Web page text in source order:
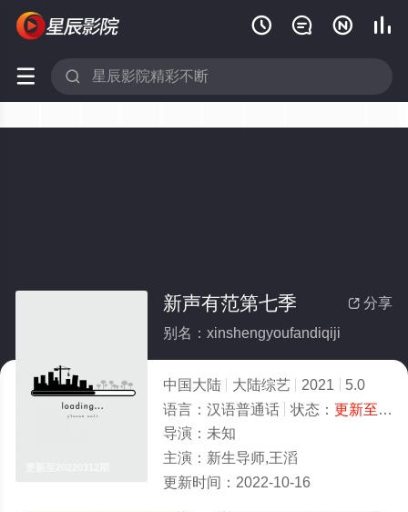
   
 
 分享
新声有范第七季
别名：xinshengyoufandiqiji
中国大陆 大陆综艺 2021
5.0
语言： 汉语普通话 状态： 更新至20220312期
导演： 未知
主演： 新生导师,王滔
更新时间： 2022-10-16